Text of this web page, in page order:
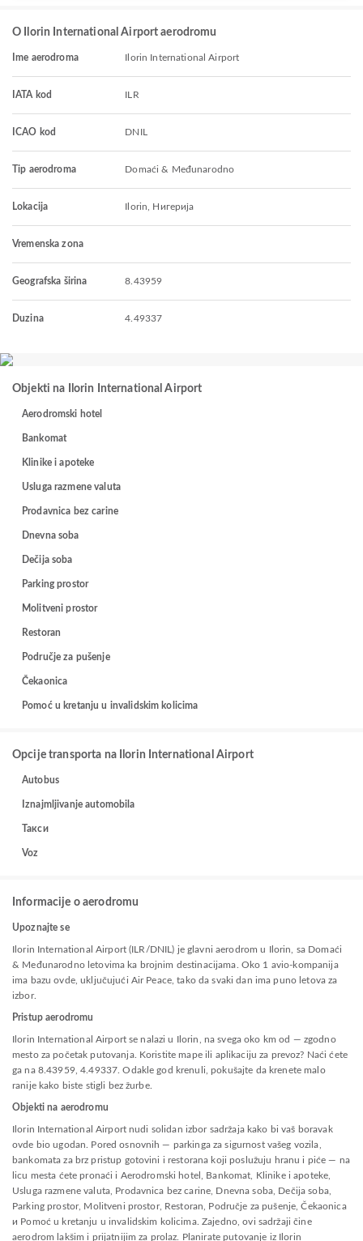
O Ilorin International Airport aerodromu
Ime aerodroma Ilorin International Airport
IATA kod ILR
ICAO kod DNIL
Tip aerodroma Domaći & Međunarodno
Lokacija Ilorin, Нигерија
Vremenska zona
Geografska širina 8.43959
Duzina 4.49337
Objekti na Ilorin International Airport
Aerodromski hotel
Bankomat
Klinike i apoteke
Usluga razmene valuta
Prodavnica bez carine
Dnevna soba
Dečija soba
Parking prostor
Molitveni prostor
Restoran
Područje za pušenje
Čekaonica
Pomoć u kretanju u invalidskim kolicima
Opcije transporta na Ilorin International Airport
Autobus
Iznajmljivanje automobila
Такси
Voz
Informacije o aerodromu
Upoznajte se
Ilorin International Airport (ILR/DNIL) je glavni aerodrom u Ilorin, sa Domaći
& Međunarodno letovima ka brojnim destinacijama. Oko 1 avio-kompanija
ima bazu ovde, uključujući Air Peace, tako da svaki dan ima puno letova za
izbor.
Pristup aerodromu
Ilorin International Airport se nalazi u Ilorin, na svega oko km od — zgodno
mesto za početak putovanja. Koristite mape ili aplikaciju za prevoz? Naći ćete
ga na 8.43959, 4.49337. Odakle god krenuli, pokušajte da krenete malo
ranije kako biste stigli bez žurbe.
Objekti na aerodromu
Ilorin International Airport nudi solidan izbor sadržaja kako bi vaš boravak
ovde bio ugodan. Pored osnovnih — parkinga za sigurnost vašeg vozila,
bankomata za brz pristup gotovini i restorana koji poslužuju hranu i piće — na
licu mesta ćete pronaći i Aerodromski hotel, Bankomat, Klinike i apoteke,
Usluga razmene valuta, Prodavnica bez carine, Dnevna soba, Dečija soba,
Parking prostor, Molitveni prostor, Restoran, Područje za pušenje, Čekaonica
и Pomoć u kretanju u invalidskim kolicima. Zajedno, ovi sadržaji čine
aerodrom lakšim i prijatnijim za prolaz. Planirate putovanje iz Ilorin